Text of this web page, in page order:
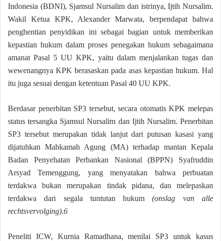
Indonesia (BDNI), Sjamsul Nursalim dan istrinya, Ijtih Nursalim.
Wakil Ketua KPK, Alexander Marwata, berpendapat bahwa
penghentian penyidikan ini sebagai bagian untuk memberikan
kepastian hukum dalam proses penegakan hukum sebagaimana
amanat Pasal 5 UU KPK, yaitu dalam menjalankan tugas dan
wewenangnya KPK berasaskan pada asas kepastian hukum. Hal
itu juga sesuai dengan ketentuan Pasal 40 UU KPK.
Berdasar penerbitan SP3 tersebut, secara otomatis KPK melepas
status tersangka Sjamsul Nursalim dan Ijtih Nursalim. Penerbitan
SP3 tersebut merupakan tidak lanjut dari putusan kasasi yang
dijatuhkan Mahkamah Agung (MA) terhadap mantan Kepala
Badan Penyehatan Perbankan Nasional (BPPN) Syafruddin
Arsyad Temenggung, yang menyatakan bahwa perbuatan
terdakwa bukan merupakan tindak pidana, dan melepaskan
terdakwa dari segala tuntutan hukum(onslag van alle
rechtsvervolging).6
Peneliti ICW, Kurnia Ramadhana, menilai SP3 untuk kasus